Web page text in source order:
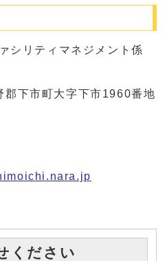
シリティマネジメント係
下市町大字下市1960番地
ください